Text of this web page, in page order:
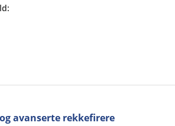
avanserte rekkefirere